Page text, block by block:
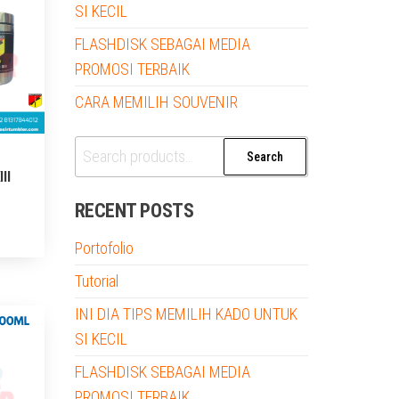
SI KECIL
FLASHDISK SEBAGAI MEDIA
PROMOSI TERBAIK
CARA MEMILIH SOUVENIR
Search
for:
Search
RECENT POSTS
Portofolio
Tutorial
INI DIA TIPS MEMILIH KADO UNTUK
SI KECIL
FLASHDISK SEBAGAI MEDIA